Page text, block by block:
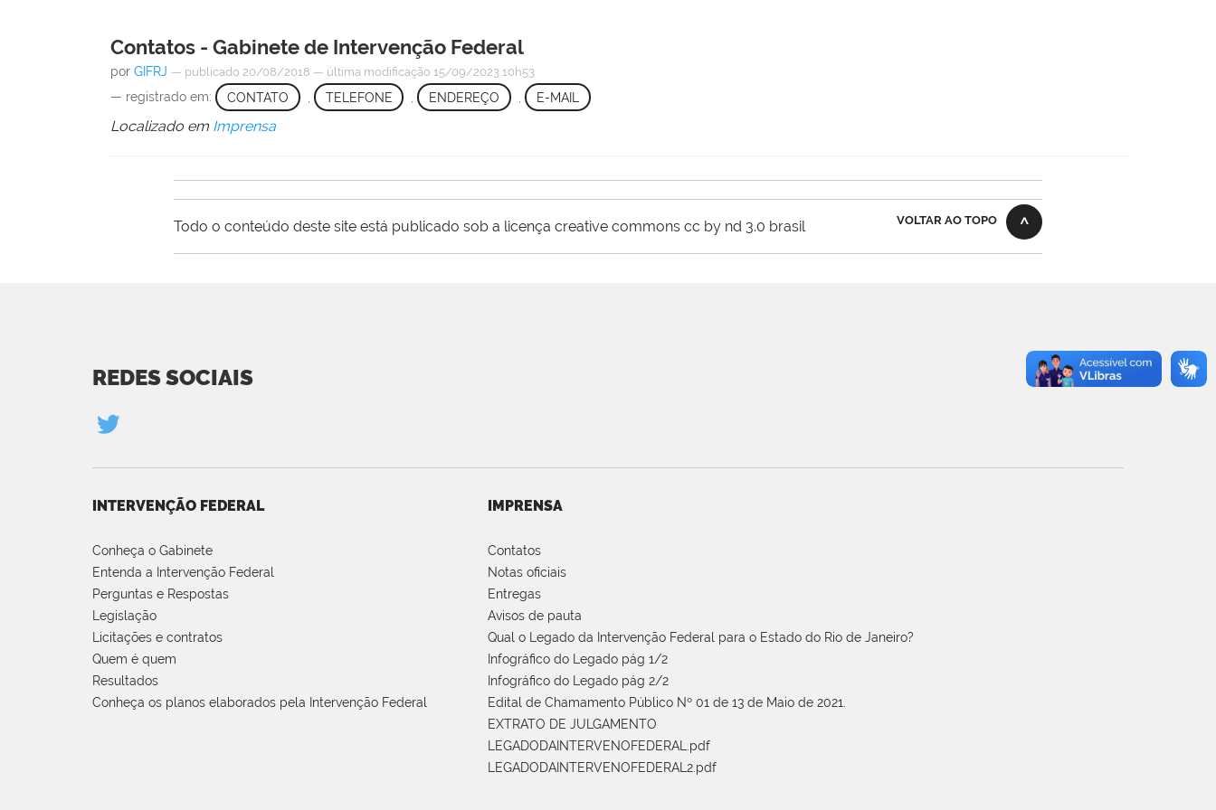
Contatos - Gabinete de Intervenção Federal
por GIFRJ — publicado 20/08/2018 — última modificação 15/09/2023 10h53
— registrado em: CONTATO TELEFONE , ENDEREÇO , E-MAIL
Localizado em Imprensa
VOLTAR AO TOPO
Todo o conteúdo deste site está publicado sob a licença creative commons cc by nd 3.0 brasil
REDES SOCIAIS
INTERVENÇÃO FEDERAL
Conheça o Gabinete
Entenda a Intervenção Federal
Perguntas e Respostas
Legislação
Licitações e contratos
Quem é quem
Resultados
Conheça os planos elaborados pela Intervenção Federal
IMPRENSA
Contatos
Notas oficiais
Entregas
Avisos de pauta
Qual o Legado da Intervenção Federal para o Estado do Rio de Janeiro?
Infográfico do Legado pág 1/2
Infográfico do Legado pág 2/2
Edital de Chamamento Público Nº 01 de 13 de Maio de 2021.
EXTRATO DE JULGAMENTO
LEGADODAINTERVENOFEDERAL.pdf
LEGADODAINTERVENOFEDERAL2.pdf